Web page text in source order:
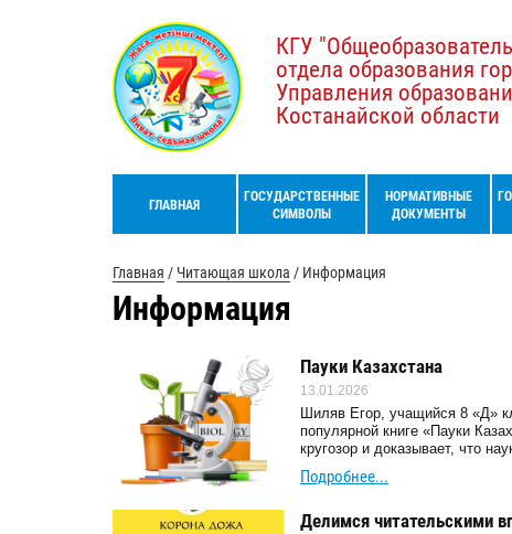
КГУ
отдела образования
Управления
Костанайской области
ГЛАВНАЯ
ГОСУДАРСТВЕННЫЕ
СИМВОЛЫ
НОРМАТИВНЫЕ
ДОКУМЕНТЫ
Главная / Читающая школа / Информация
Информация
Пауки Казахстана
13.01.2026
Шиляв Егор, учащийся 8 «Д»
популярной книге «Пауки
кругозор и доказывает, что
Подробнее...
Делимся читательскими